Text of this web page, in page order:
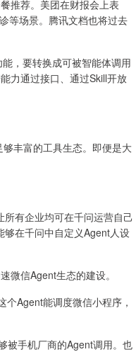
推荐。美团在财报会上表
等场景。腾讯文档也将过去
，要转换成可被智能体调用
力通过接口、通过Skill开放
丰富的工具生态。即便是大
有企业均可在千问运营自己
够在千问中自定义Agent人设
微信Agent生态的建设。
Agent能调度微信小程序，
被手机厂商的Agent调用。也